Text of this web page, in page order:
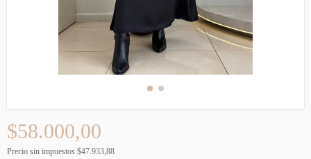
$58.000,00
Precio sin impuestos $47.933,88